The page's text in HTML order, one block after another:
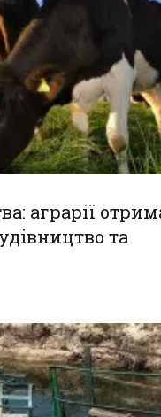
аграрії
та